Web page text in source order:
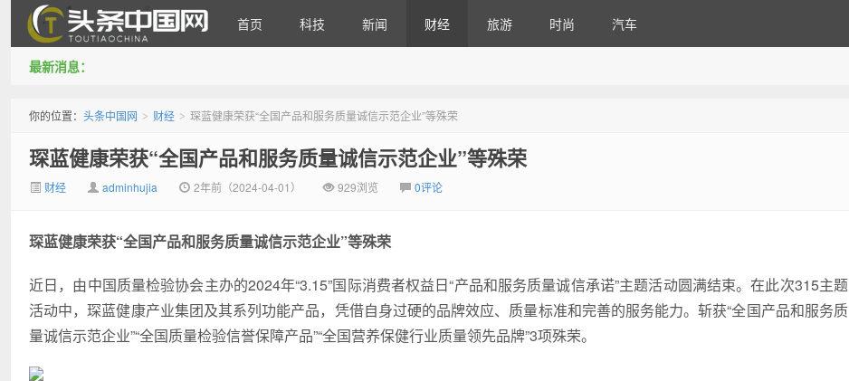
首页 科技 新闻 财经 旅游 时尚 汽车
最新消息：
你的位置： 头条中国网 > 财经 > 琛蓝健康荣获“全国产品和服务质量诚信示范企业”等殊荣
琛蓝健康荣获“全国产品和服务质量诚信示范企业”等殊荣
财经 adminhujia 2年前（2024-04-01） 929浏览 0评论
琛蓝健康荣获“全国产品和服务质量诚信示范企业”等殊荣
近日，由中国质量检验协会主办的2024年“3.15”国际消费者权益日“产品和服务质量诚信承诺”主题活动圆满结束。在此次315主题
活动中，琛蓝健康产业集团及其系列功能产品，凭借自身过硬的品牌效应、质量标准和完善的服务能力。斩获“全国产品和服务质
量诚信示范企业”“全国质量检验信誉保障产品”“全国营养保健行业质量领先品牌”3项殊荣。